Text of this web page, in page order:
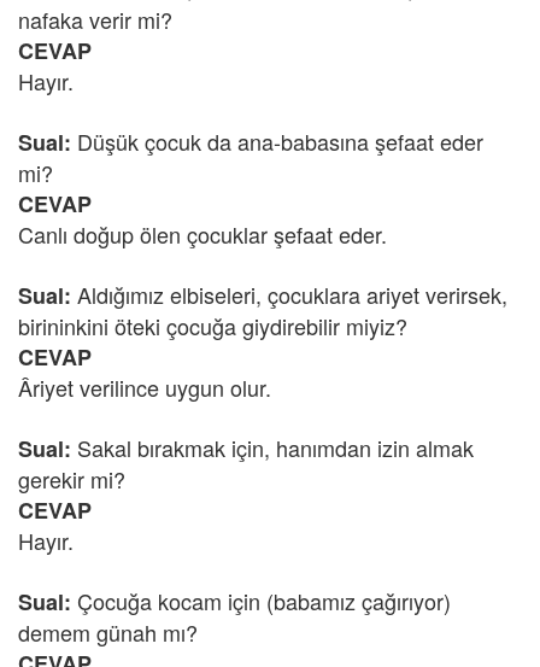
nafaka verir mi?
CEVAP
Hayır.
Sual: Düşük çocuk da ana-babasına şefaat eder
mi?
CEVAP
Canlı doğup ölen çocuklar şefaat eder.
Sual: Aldığımız elbiseleri, çocuklara ariyet verirsek,
birininkini öteki çocuğa giydirebilir miyiz?
CEVAP
Âriyet verilince uygun olur.
Sual: Sakal bırakmak için, hanımdan izin almak
gerekir mi?
CEVAP
Hayır.
Sual: Çocuğa kocam için (babamız çağırıyor)
demem günah mı?